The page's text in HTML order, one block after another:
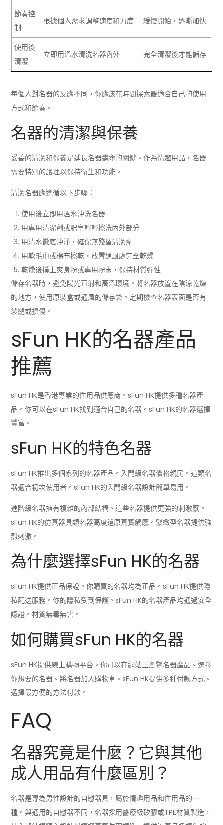
節奏控
制
根據個人需求調整速度和力度 緩慢開始，逐漸加快
使用後
清潔
立即用溫水清洗名器內外 完全清潔後才能儲存
每個人對名器的反應不同，你應該花時間探索最適合自己的使用
方式和節奏。
名器的清潔與保養
妥善的清潔和保養是延長名器壽命的關鍵。作為情趣用品，名器
需要特別的護理以保持衛生和功能。
清潔名器應遵循以下步驟：
使用後立即用溫水沖洗名器
用專用清潔劑或肥皂輕輕擦洗內外部分
用清水徹底沖淨，確保無殘留清潔劑
用軟毛巾或棉布擦乾，放置通風處完全乾燥
乾燥後撲上爽身粉或專用粉末，保持材質彈性
儲存名器時，避免陽光直射和高溫環境。將名器放置在陰涼乾燥
的地方，使用原裝盒或通風的儲存袋。定期檢查名器表面是否有
裂縫或損傷。
sFun HK的名器產品
推薦
sFun HK是香港專業的性用品供應商。sFun HK提供多種名器產
品。你可以在sFun HK找到適合自己的名器。sFun HK的名器選擇
豐富。
sFun HK的特色名器
sFun HK推出多個系列的名器產品。入門級名器價格親民。這類名
器適合初次使用者。sFun HK的入門級名器設計簡單易用。
進階級名器擁有複雜的內部結構。這些名器提供更強的刺激感。
sFun HK的仿真器具類名器高度還原真實觸感。緊緻型名器提供強
烈刺激。
為什麼選擇sFun HK的名器
sFun HK提供正品保證。你購買的名器均為正品。sFun HK提供隱
私配送服務。你的隱私受到保護。sFun HK的名器產品均通過安全
認證。材質無毒無害。
如何購買sFun HK的名器
sFun HK提供線上購物平台。你可以在網站上瀏覽名器產品。選擇
你想要的名器。將名器加入購物車。sFun HK提供多種付款方式。
選擇最方便的方法付款。
FAQ
名器究竟是什麼？它與其他
成人用品有什麼區別？
名器是專為男性設計的自慰器具，屬於情趣用品和性用品的一
種。與通用的自慰器不同，名器採用醫療級矽膠或TPE材質製造，